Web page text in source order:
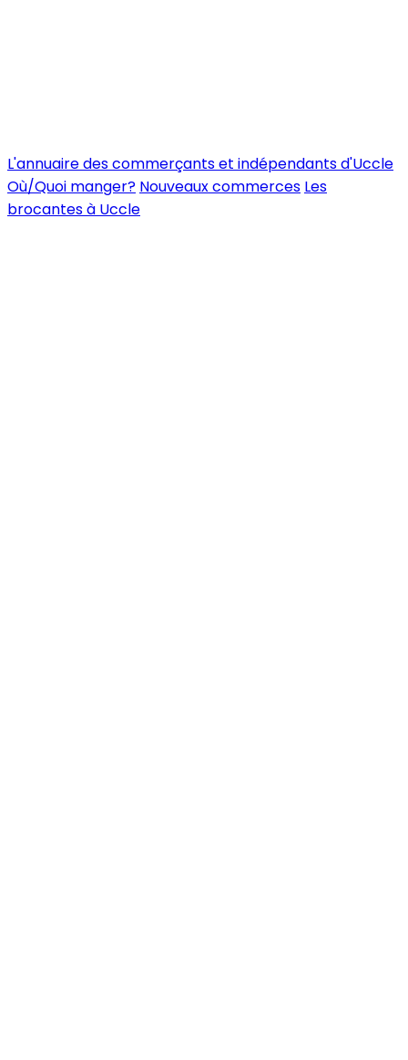
L'annuaire des commerçants et indépendants d'Uccle
Où/Quoi manger? Nouveaux commerces Les
brocantes à Uccle